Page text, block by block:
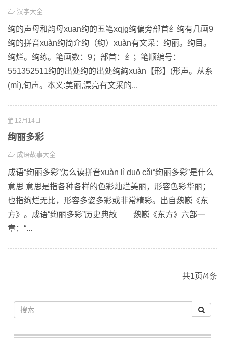
汉字大全
绚的声母和韵母xuan绚的五笔xqjg绚偏旁部首纟绚有几画9
绚的拼音xuàn绚简介绚（絢）xuàn有文采：绚丽。绚目。
绚烂。绚练。笔画数：9；部首：纟；笔顺编号：
551352511绚的出处绚的出处绚絢xuàn【形】(形声。从糸
(mì),旬声。本义:美丽,漂亮有文采的...
12月14日
绚丽多彩
成语故事大全
成语“绚丽多彩”怎么读拼音xuàn lì duō cǎi“绚丽多彩”是什么
意思 意思是指各种各样的色彩灿烂美丽，形容色彩华丽；
也指绚烂无比，形容多姿多彩或非常精彩。出自魏巍《东
方》。成语“绚丽多彩”历史典故 魏巍《东方》六部一
章：“...
共1页/4条